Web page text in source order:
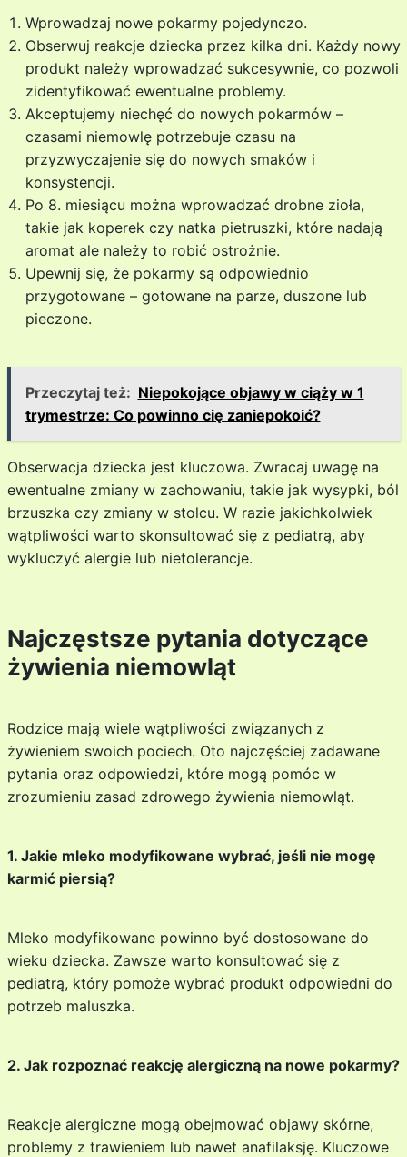
Wprowadzaj nowe pokarmy pojedynczo.
Obserwuj reakcje dziecka przez kilka dni. Każdy nowy
produkt należy wprowadzać sukcesywnie, co pozwoli
zidentyfikować ewentualne problemy.
Akceptujemy niechęć do nowych pokarmów –
czasami niemowlę potrzebuje czasu na
przyzwyczajenie się do nowych smaków i
konsystencji.
Po 8. miesiącu można wprowadzać drobne zioła,
takie jak koperek czy natka pietruszki, które nadają
aromat ale należy to robić ostrożnie.
Upewnij się, że pokarmy są odpowiednio
przygotowane – gotowane na parze, duszone lub
pieczone.
Przeczytaj też: Niepokojące objawy w ciąży w 1
trymestrze: Co powinno cię zaniepokoić?
Obserwacja dziecka jest kluczowa. Zwracaj uwagę na
ewentualne zmiany w zachowaniu, takie jak wysypki, ból
brzuszka czy zmiany w stolcu. W razie jakichkolwiek
wątpliwości warto skonsultować się z pediatrą, aby
wykluczyć alergie lub nietolerancje.
Najczęstsze pytania dotyczące
żywienia niemowląt
Rodzice mają wiele wątpliwości związanych z
żywieniem swoich pociech. Oto najczęściej zadawane
pytania oraz odpowiedzi, które mogą pomóc w
zrozumieniu zasad zdrowego żywienia niemowląt.
1. Jakie mleko modyfikowane wybrać, jeśli nie mogę
karmić piersią?
Mleko modyfikowane powinno być dostosowane do
wieku dziecka. Zawsze warto konsultować się z
pediatrą, który pomoże wybrać produkt odpowiedni do
potrzeb maluszka.
2. Jak rozpoznać reakcję alergiczną na nowe pokarmy?
Reakcje alergiczne mogą obejmować objawy skórne,
problemy z trawieniem lub nawet anafilaksję. Kluczowe